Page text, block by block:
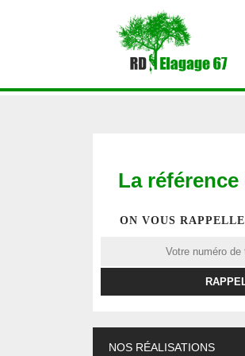
La référence
ON VOUS
NOS RÉALISATIONS